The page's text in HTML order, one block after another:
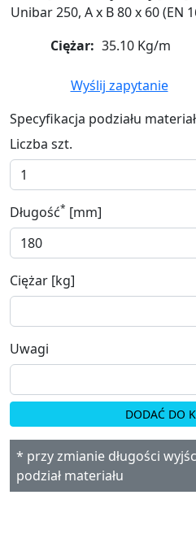
Unibar 250, A x B 80 x 60 (EN
Ciężar: 35.10 Kg/m
Wyślij zapytanie
Specyfikacja podziału
Liczba szt.
Długość* [mm]
Ciężar [kg]
Uwagi
DODAĆ DO
* przy zmianie długości
podział materiału